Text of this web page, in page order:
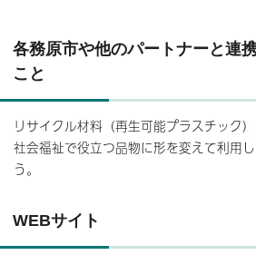
各務原市や他のパートナーと連
こと
リサイクル材料（再生可能プラスチック
社会福祉で役立つ品物に形を変えて利用
う。
WEBサイト